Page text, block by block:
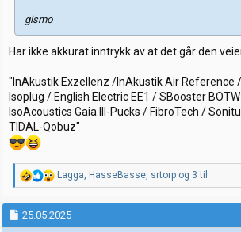
gismo
Har ikke akkurat inntrykk av at det går den
"InAkustik Exzellenz /InAkustik Air Reference
Isoplug / English Electric EE1 / SBooster
IsoAcoustics Gaia III-Pucks / FibroTech /
TIDAL-Qobuz"
R
e
a
k
s
Lagga, HasseBasse, srtorp og 3 til
25.05.2025